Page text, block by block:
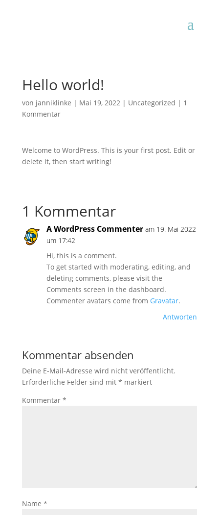
Hello world!
von janniklinke | Mai 19, 2022| Uncategorized | 1
Kommentar
Welcome to WordPress. This is your first post. Edit or
delete it, then start writing!
1 Kommentar
A WordPress Commenter am 19. Mai 2022
um 17:42
Hi, this is a comment.
To get started with moderating, editing, and
deleting comments, please visit the
Comments screen in the dashboard.
Commenter avatars come from Gravatar.
Antworten
Kommentar absenden
Deine E-Mail-Adresse wird nicht veröffentlicht.
Erforderliche Felder sind mit * markiert
Kommentar *
Name *